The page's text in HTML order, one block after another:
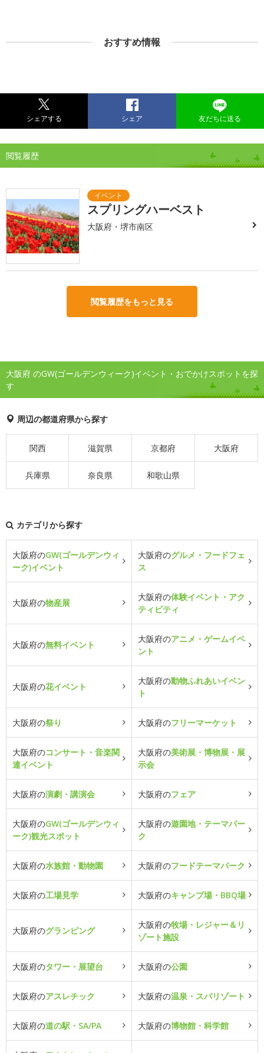
おすすめ情報
シェアする シェア 友だちに送る
閲覧履歴
スプリングハーベスト
大阪府・堺市南区
閲覧履歴をもっと見る
大阪府 のGW(ゴールデンウィーク)イベント・おでかけスポットを探
す
周辺の都道府県から探す
関西 滋賀県 京都府 大阪府
兵庫県 奈良県 和歌山県
カテゴリから探す
大阪府のGW(ゴールデンウィ
ーク)イベント
大阪府のグルメ・フードフェ
ス
大阪府の物産展
大阪府の体験イベント・アク
ティビティ
大阪府の無料イベント
大阪府のアニメ・ゲームイベ
ント
大阪府の花イベント
大阪府の動物ふれあいイベン
ト
大阪府の祭り 大阪府のフリーマーケット
大阪府のコンサート・音楽関
連イベント
大阪府の美術展・博物展・展
示会
大阪府の演劇・講演会 大阪府のフェア
大阪府のGW(ゴールデンウィ
ーク)観光スポット
大阪府の遊園地・テーマパー
ク
大阪府の水族館・動物園 大阪府のフードテーマパーク
大阪府の工場見学 大阪府のキャンプ場・BBQ場
大阪府のグランピング
大阪府の牧場・レジャー＆リ
ゾート施設
大阪府のタワー・展望台 大阪府の公園
大阪府のアスレチック 大阪府の温泉・スパリゾート
大阪府の道の駅・SA/PA 大阪府の博物館・科学館